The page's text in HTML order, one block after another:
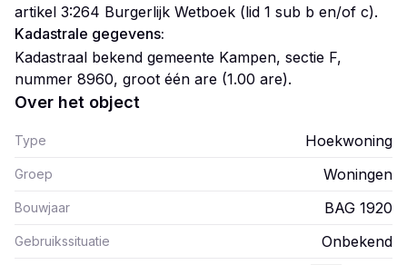
artikel 3:264 Burgerlijk Wetboek (lid 1 sub b en/of c).
Kadastrale gegevens:
Kadastraal bekend gemeente Kampen, sectie F,
nummer 8960, groot één are (1.00 are).
Over het object
Type Hoekwoning
Groep Woningen
Bouwjaar BAG 1920
Gebruikssituatie Onbekend